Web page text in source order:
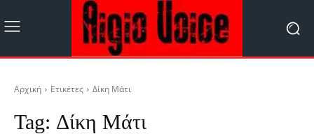
Αρχική Ετικέτες Δίκη Μάτι
Tag: Δίκη Μάτι